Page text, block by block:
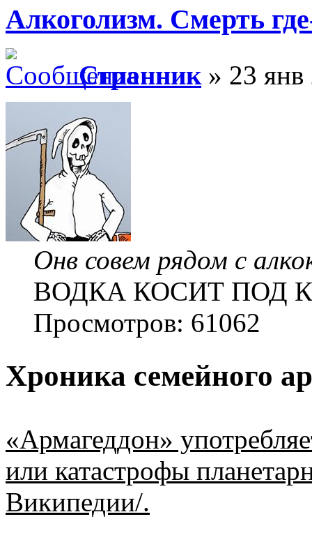
Алкоголизм. Смерть
Странник» 23 янв
Онв совем рядом с
ВОДКА КОСИТ ПОД
Просмотров: 61062
Хроника семейного
«Армагеддон»
или катастрофы
Википедии/.